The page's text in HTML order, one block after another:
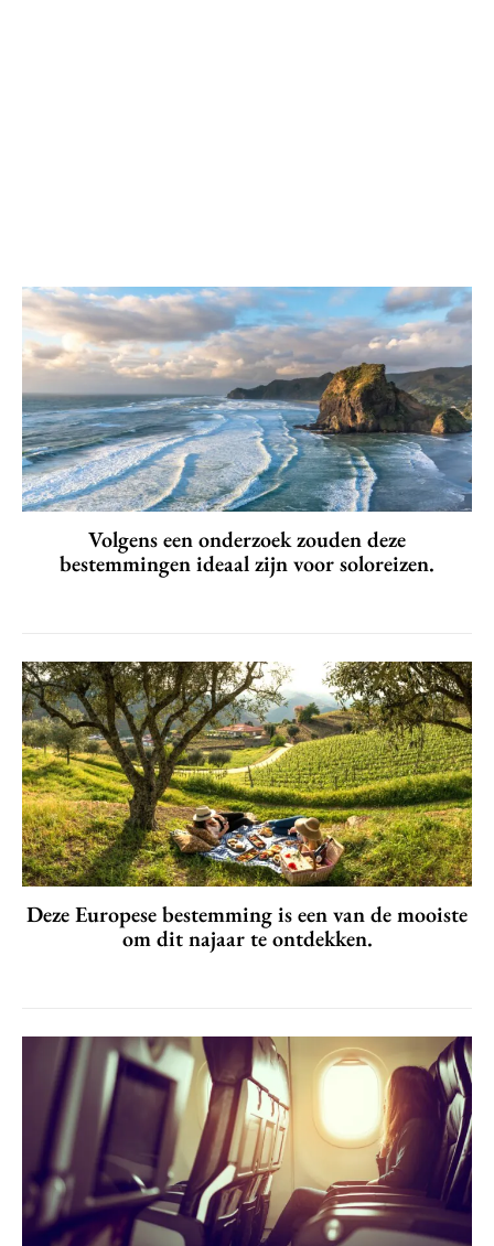
Volgens een onderzoek zouden deze
bestemmingen ideaal zijn voor soloreizen.
Deze Europese bestemming is een van de mooiste
om dit najaar te ontdekken.